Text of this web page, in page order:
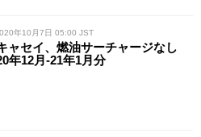
年10月7日 05:00 JST
ャセイ、燃油サーチャージなし
年12月-21年1月分